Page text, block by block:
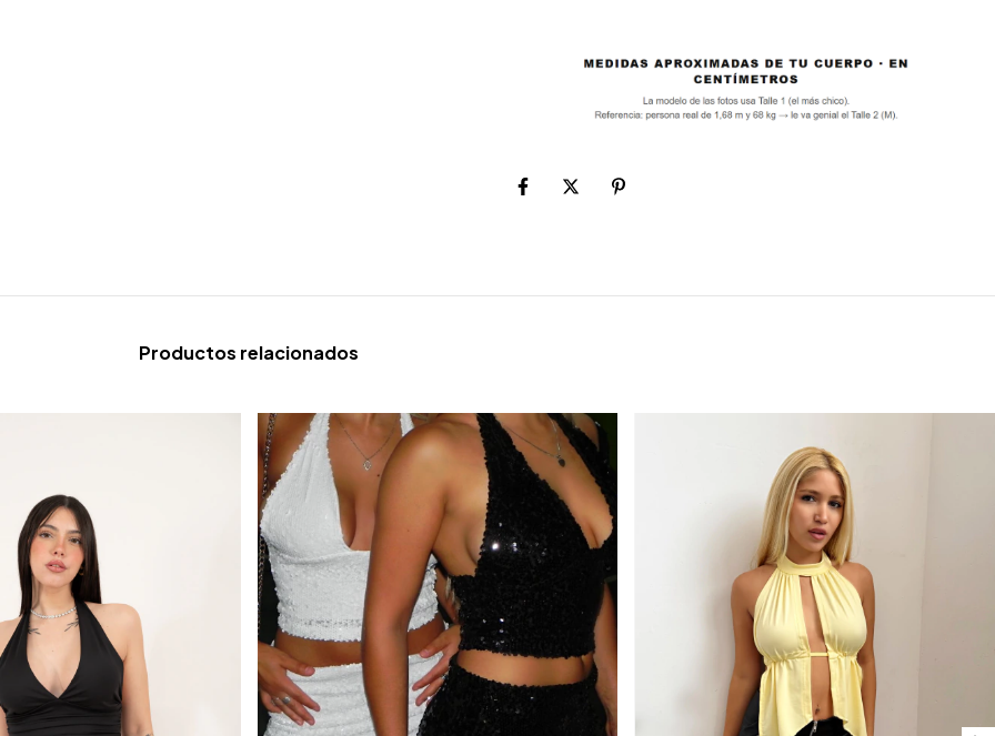
Productos relacionados